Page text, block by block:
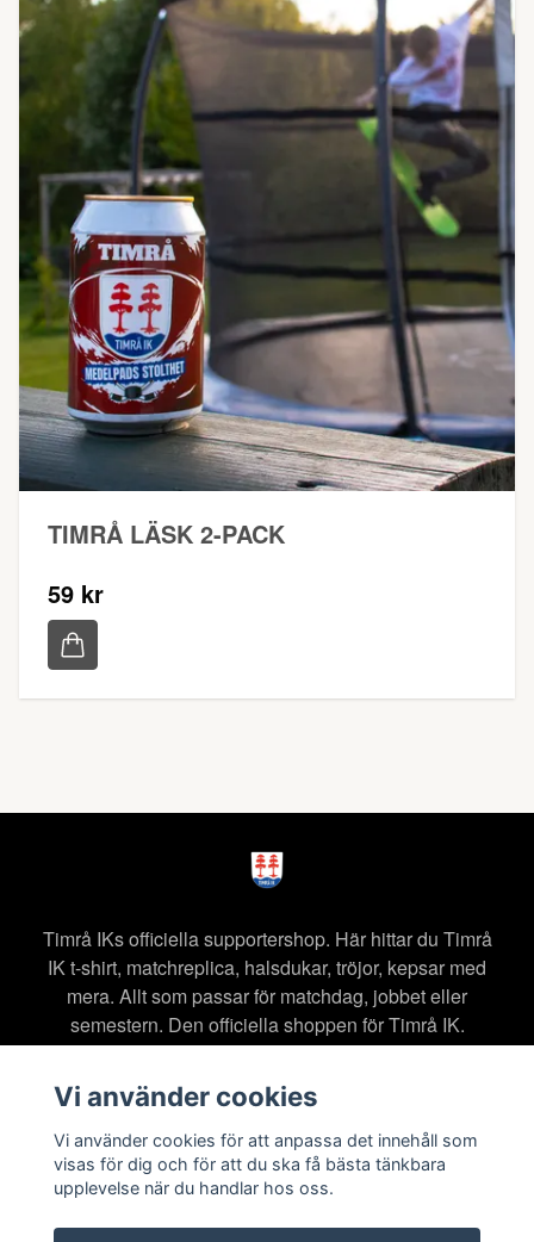
TIMRÅ LÄSK 2-PACK
59 kr
Timrå IKs officiella supportershop. Här hittar du Timrå
IK t-shirt, matchreplica, halsdukar, tröjor, kepsar med
mera. Allt som passar för matchdag, jobbet eller
semestern. Den officiella shoppen för Timrå IK.
Läs mer
Köpvillkor
Vi använder cookies
Vi använder cookies för att anpassa det innehåll som
visas för dig och för att du ska få bästa tänkbara
upplevelse när du handlar hos oss.